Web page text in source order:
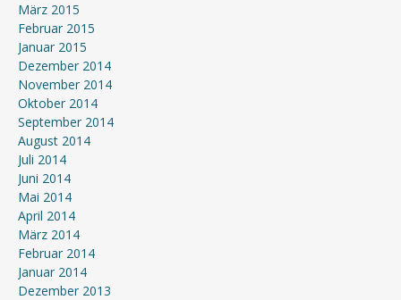
März 2015
Februar 2015
Januar 2015
Dezember 2014
November 2014
Oktober 2014
September 2014
August 2014
Juli 2014
Juni 2014
Mai 2014
April 2014
März 2014
Februar 2014
Januar 2014
Dezember 2013